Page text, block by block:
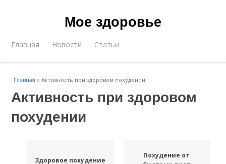
Мое здоровье
Главная Новости Статьи
Главная »Активность при здоровом похудении
Активность при здоровом
похудении
Здоровое похудение
Похудение от